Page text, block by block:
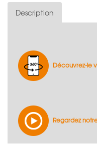
Description
Découvrez-le
Regardez